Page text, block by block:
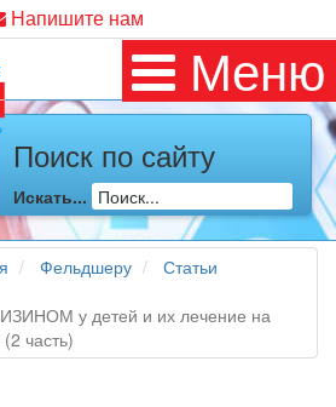
Напишите нам
Меню
Поиск по сайту
Искать...
Фельдшеру
Статьи
у детей и их лечение на
часть)